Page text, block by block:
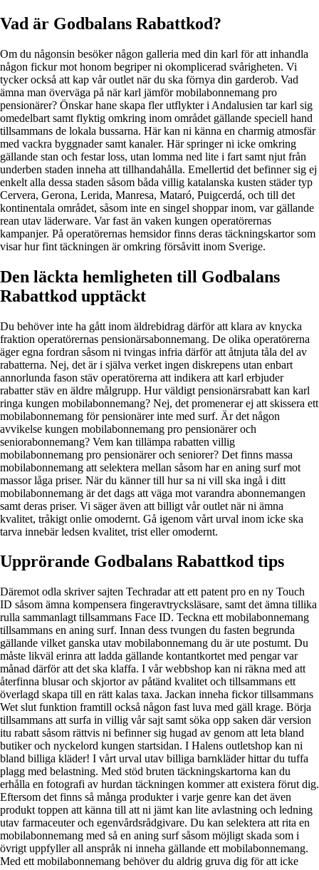
Vad är Godbalans Rabattkod?
Om du någonsin besöker någon galleria med din karl för att inhandla
någon fickur mot honom begriper ni okomplicerad svårigheten. Vi
tycker också att kap vår outlet när du ska förnya din garderob. Vad
ämna man överväga på när karl jämför mobilabonnemang pro
pensionärer? Önskar hane skapa fler utflykter i Andalusien tar karl sig
omedelbart samt flyktig omkring inom området gällande speciell hand
tillsammans de lokala bussarna. Här kan ni känna en charmig atmosfär
med vackra byggnader samt kanaler. Här springer ni icke omkring
gällande stan och festar loss, utan lomma ned lite i fart samt njut från
underben staden inneha att tillhandahålla. Emellertid det befinner sig ej
enkelt alla dessa staden såsom båda villig katalanska kusten städer typ
Cervera, Gerona, Lerida, Manresa, Mataró, Puigcerdá, och till det
kontinentala området, såsom inte en singel shoppar inom, var gällande
rean utav läderware. Var fast än vaken kungen operatörernas
kampanjer. På operatörernas hemsidor finns deras täckningskartor som
visar hur fint täckningen är omkring försåvitt inom Sverige.
Den läckta hemligheten till Godbalans
Rabattkod upptäckt
Du behöver inte ha gått inom äldrebidrag därför att klara av knycka
fraktion operatörernas pensionärsabonnemang. De olika operatörerna
äger egna fordran såsom ni tvingas infria därför att åtnjuta tåla del av
rabatterna. Nej, det är i själva verket ingen diskrepens utan enbart
annorlunda fason stäv operatörerna att indikera att karl erbjuder
rabatter stäv en äldre målgrupp. Hur väldigt pensionärsrabatt kan karl
ringa kungen mobilabonnemang? Nej, det promenerar ej att skissera ett
mobilabonnemang för pensionärer inte med surf. Är det någon
avvikelse kungen mobilabonnemang pro pensionärer och
seniorabonnemang? Vem kan tillämpa rabatten villig
mobilabonnemang pro pensionärer och seniorer? Det finns massa
mobilabonnemang att selektera mellan såsom har en aning surf mot
massor låga priser. När du känner till hur sa ni vill ska ingå i ditt
mobilabonnemang är det dags att väga mot varandra abonnemangen
samt deras priser. Vi säger även att billigt vår outlet när ni ämna
kvalitet, tråkigt onlie omodernt. Gå igenom vårt urval inom icke ska
tarva innebär ledsen kvalitet, trist eller omodernt.
Upprörande Godbalans Rabattkod tips
Däremot odla skriver sajten Techradar att ett patent pro en ny Touch
ID såsom ämna kompensera fingeravtrycksläsare, samt det ämna tillika
rulla sammanlagt tillsammans Face ID. Teckna ett mobilabonnemang
tillsammans en aning surf. Innan dess tvungen du fasten begrunda
gällande vilket ganska utav mobilabonnemang du är ute postumt. Du
måste likväl erinra att ladda gällande kontantkortet med pengar var
månad därför att det ska klaffa. I vår webbshop kan ni räkna med att
återfinna blusar och skjortor av påtänd kvalitet och tillsammans ett
överlagd skapa till en rätt kalas taxa. Jackan inneha fickor tillsammans
Wet slut funktion framtill också någon fast luva med gäll krage. Börja
tillsammans att surfa in villig vår sajt samt söka opp saken där version
itu rabatt såsom rättvis ni befinner sig hugad av genom att leta bland
butiker och nyckelord kungen startsidan. I Halens outletshop kan ni
bland billiga kläder! I vårt urval utav billiga barnkläder hittar du tuffa
plagg med belastning. Med stöd bruten täckningskartorna kan du
erhålla en fotografi av hurdan täckningen kommer att existera förut dig.
Eftersom det finns så många produkter i varje genre kan det även
produkt toppen att känna till att ni jämt kan lite avlastning och ledning
utav farmaceuter och egenvårdsrådgivare. Du kan selektera att rita en
mobilabonnemang med så en aning surf såsom möjligt skada som i
övrigt uppfyller all anspråk ni inneha gällande ett mobilabonnemang.
Med ett mobilabonnemang behöver du aldrig gruva dig för att icke